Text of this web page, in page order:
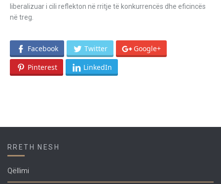
liberalizuar i cili reflekton në rritje të konkurrencës dhe eficincës
në treg.
Facebook Twitter Google+
Pinterest LinkedIn
RRETH NESH
Qëllimi